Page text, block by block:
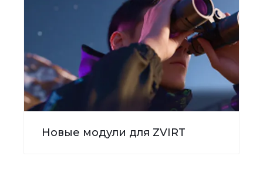
Новые модули для ZVIRT